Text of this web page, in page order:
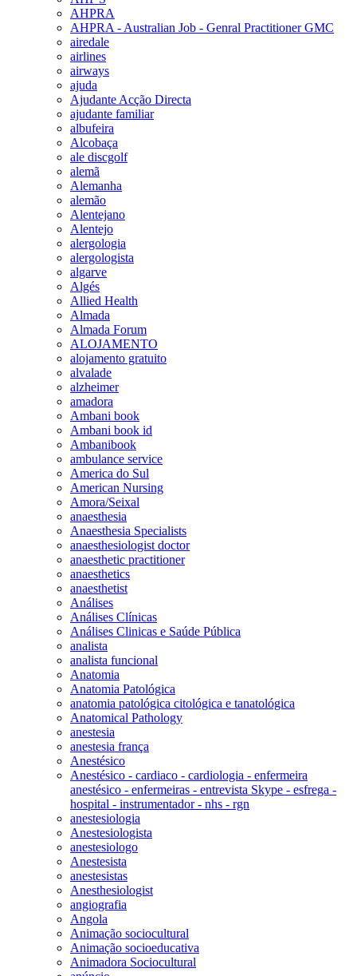
AHPRA
AHPRA - Australian Job - Genral Practitioner GMC
airedale
airlines
airways
ajuda
Ajudante Acção Directa
ajudante familiar
albufeira
Alcobaça
ale discgolf
alemã
Alemanha
alemão
Alentejano
Alentejo
alergologia
alergologista
algarve
Algés
Allied Health
Almada
Almada Forum
ALOJAMENTO
alojamento gratuito
alvalade
alzheimer
amadora
Ambani book
Ambani book id
Ambanibook
ambulance service
America do Sul
American Nursing
Amora/Seixal
anaesthesia
Anaesthesia Specialists
anaesthesiologist doctor
anaesthetic practitioner
anaesthetics
anaesthetist
Análises
Análises Clínicas
Análises Clinicas e Saúde Pública
analista
analista funcional
Anatomia
Anatomia Patológica
anatomia patológica citológica e tanatológica
Anatomical Pathology
anestesia
anestesia frança
Anestésico
Anestésico - cardiaco - cardiologia - enfermeira
anestésico - enfermeiras - entrevista Skype - esfrega -
hospital - instrumentador - nhs - rgn
anestesiologia
Anestesiologista
anestesiologo
Anestesista
anestesistas
Anesthesiologist
angiografia
Angola
Animação sociocultural
Animação socioeducativa
Animadora Sociocultural